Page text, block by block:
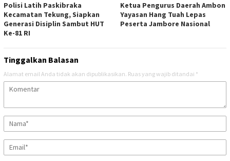
Polisi Latih Paskibraka
Kecamatan Tekung, Siapkan
Generasi Disiplin Sambut HUT
Ke-81 RI
Ketua Pengurus Daerah Ambon
Yayasan Hang Tuah Lepas
Peserta Jambore Nasional
Tinggalkan Balasan
Alamat email Anda tidak akan dipublikasikan. Ruas yang wajib ditandai *